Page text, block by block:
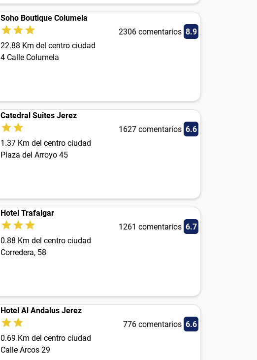
Soho Boutique Columela
2306 comentarios 8.9
22.88 Km del centro ciudad
4 Calle Columela
Catedral Suites Jerez
1627 comentarios 6.6
1.37 Km del centro ciudad
Plaza del Arroyo 45
Hotel Trafalgar
1261 comentarios 6.7
0.88 Km del centro ciudad
Corredera, 58
Hotel Al Andalus Jerez
776 comentarios 6.6
0.69 Km del centro ciudad
Calle Arcos 29